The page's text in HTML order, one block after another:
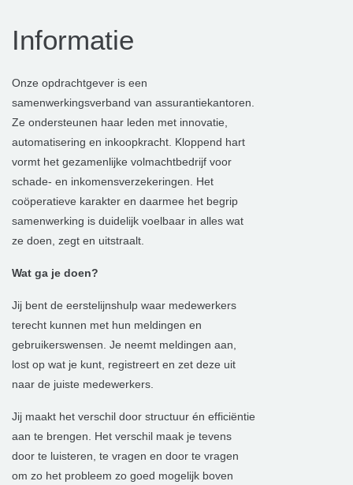
Informatie
Onze opdrachtgever is een
samenwerkingsverband van assurantiekantoren.
Ze ondersteunen haar leden met innovatie,
automatisering en inkoopkracht. Kloppend hart
vormt het gezamenlijke volmachtbedrijf voor
schade- en inkomensverzekeringen. Het
coöperatieve karakter en daarmee het begrip
samenwerking is duidelijk voelbaar in alles wat
ze doen, zegt en uitstraalt.
Wat ga je doen?
Jij bent de eerstelijnshulp waar medewerkers
terecht kunnen met hun meldingen en
gebruikerswensen. Je neemt meldingen aan,
lost op wat je kunt, registreert en zet deze uit
naar de juiste medewerkers.
Jij maakt het verschil door structuur én efficiëntie
aan te brengen. Het verschil maak je tevens
door te luisteren, te vragen en door te vragen
om zo het probleem zo goed mogelijk boven